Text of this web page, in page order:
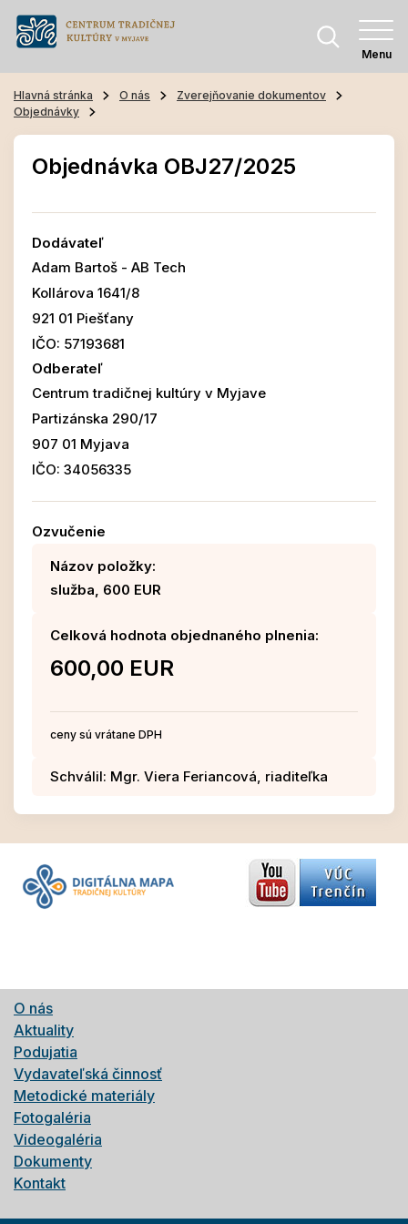
Menu
Hlavná stránka O nás
Zverejňovanie dokumentov
Objednávky
Objednávka OBJ27/2025
Dodávateľ
Adam Bartoš - AB Tech
Kollárova 1641/8
921 01 Piešťany
IČO: 57193681
Odberateľ
Centrum tradičnej kultúry v Myjave
Partizánska 290/17
907 01 Myjava
IČO: 34056335
Ozvučenie
Názov položky:
služba, 600 EUR
Celková hodnota objednaného plnenia:
600,00 EUR
ceny sú vrátane DPH
Schválil: Mgr. Viera Feriancová, riaditeľka
O nás
Aktuality
Podujatia
Vydavateľská činnosť
Metodické materiály
Fotogaléria
Videogaléria
Dokumenty
Kontakt